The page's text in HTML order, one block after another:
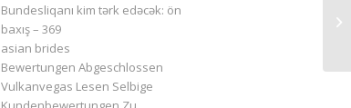
Bundesliqanı kim tərk edəcək: ön
baxış – 369
asian brides
Bewertungen Abgeschlossen
Vulkanvegas Lesen Selbige